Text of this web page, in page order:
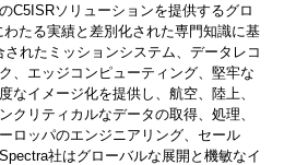
C5ISRソリューションを提供するグロ
たる実績と差別化された専門知識に基
れたミッションシステム、データレコ
、エッジコンピューティング、堅牢な
なイメージ化を提供し、航空、陸上、
クリティカルなデータの取得、処理、
ロッパのエンジニアリング、セール
社はグローバルな展開と機敏なイ